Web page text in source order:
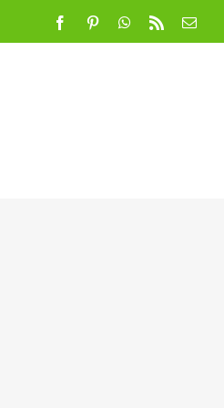
FacebookPinterestWhatsApp
Rss
E-